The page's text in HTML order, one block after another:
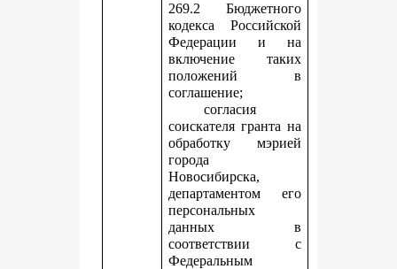
269.2 Бюджетного
кодекса Российской
Федерации и на
включение таких
положений в
соглашение;
согласия
соискателя гранта на
обработку мэрией
города
Новосибирска,
департаментом его
персональных
данных в
соответствии с
Федеральным